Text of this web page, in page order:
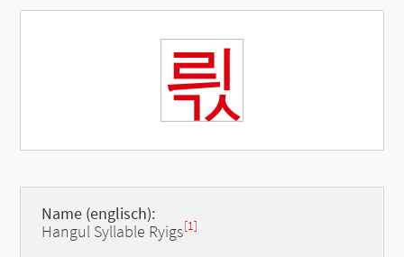
릓
Name (englisch):
Hangul Syllable Ryigs[1]